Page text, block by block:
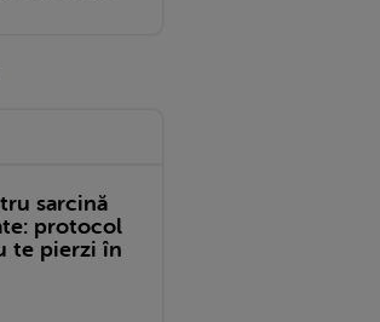
sarcină
protocol
te pierzi în